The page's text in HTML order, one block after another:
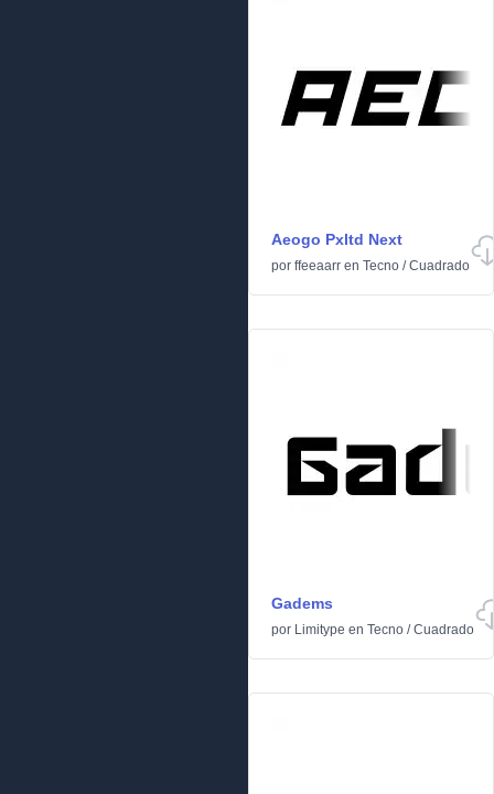
Aeogo Pxltd Next
por ffeeaarr en Tecno /Cuadrado
Gadems
por Limitype en Tecno /Cuadrado